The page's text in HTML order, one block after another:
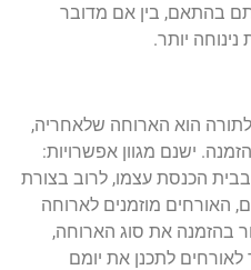
בהתאם, בין אם מדובר
יותר.
הוא הארוחה שלאחריה,
ישנם מגוון אפשרויות:
הכנסת עצמו, לרוב בצורת
האורחים מוזמנים לארוחה
בהזמנה את סוג הארוחה,
לתכנן את יומם